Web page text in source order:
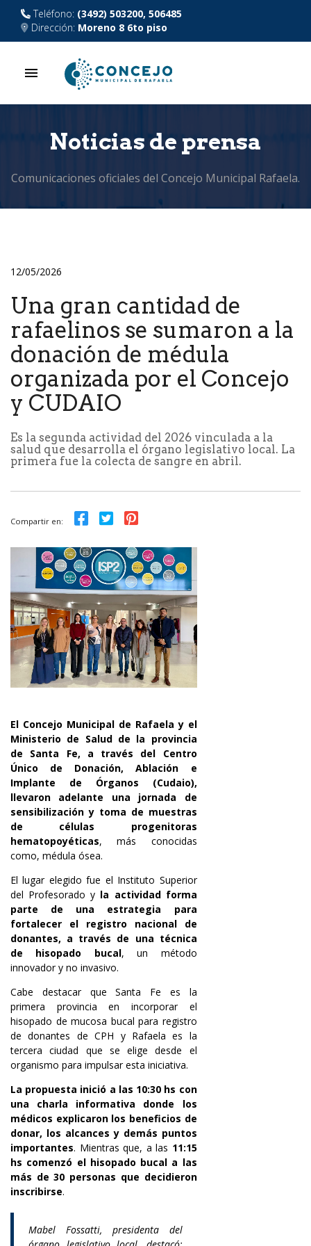
Teléfono: (3492) 503200, 506485
Dirección: Moreno 8 6to piso
menu
Noticias de prensa
Comunicaciones oficiales del Concejo Municipal Rafaela.
12/05/2026
Una gran cantidad de
rafaelinos se sumaron a la
donación de médula
organizada por el Concejo
y CUDAIO
Es la segunda actividad del 2026 vinculada a la
salud que desarrolla el órgano legislativo local. La
primera fue la colecta de sangre en abril.
Compartir en:
El Concejo Municipal de Rafaela y el
Ministerio de Salud de la provincia
de Santa Fe, a través del Centro
Único de Donación, Ablación e
Implante de Órganos (Cudaio),
llevaron adelante una jornada de
sensibilización y toma de muestras
de células progenitoras
hematopoyéticas, más conocidas
como, médula ósea.
El lugar elegido fue el Instituto Superior
del Profesorado y la actividad forma
parte de una estrategia para
fortalecer el registro nacional de
donantes, a través de una técnica
de hisopado bucal, un método
innovador y no invasivo.
Cabe destacar que Santa Fe es la
primera provincia en incorporar el
hisopado de mucosa bucal para registro
de donantes de CPH y Rafaela es la
tercera ciudad que se elige desde el
organismo para impulsar esta iniciativa.
La propuesta inició a las 10:30 hs con
una charla informativa donde los
médicos explicaron los beneficios de
donar, los alcances y demás puntos
importantes. Mientras que, a las 11:15
hs comenzó el hisopado bucal a las
más de 30 personas que decidieron
inscribirse.
Mabel Fossatti, presidenta del